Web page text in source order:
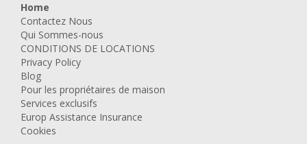
Home
Contactez Nous
Qui Sommes-nous
CONDITIONS DE LOCATIONS
Privacy Policy
Blog
Pour les propriétaires de maison
Services exclusifs
Europ Assistance Insurance
Cookies